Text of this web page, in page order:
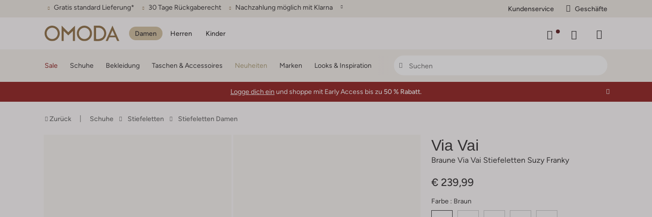
Gratis standard Lieferung* 30 Tage Rückgaberecht Nachzahlung möglich mit Klarna Kundenservice Geschäfte
Damen Herren Kinder
Sale Schuhe Bekleidung Taschen & Accessoires Neuheiten Marken Looks & Inspiration
Logge dich ein und shoppe mit Early Access bis zu 50 % Rabatt.
Zurück Schuhe Stiefeletten Stiefeletten Damen
Via Vai
Braune Via Vai Stiefeletten Suzy Franky
€ 239,99
Farbe : Braun